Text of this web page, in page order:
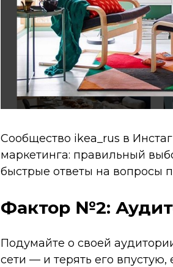
Сообщество ikea_rus в
маркетинга: правильный
быстрые ответы на вопросы
Фактор №2:
Подумайте о своей
сети — и терять его